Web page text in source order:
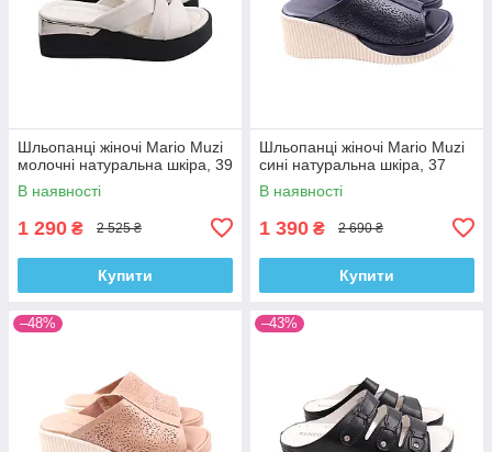
Шльопанці жіночі Mario Muzi
молочні натуральна шкіра, 39
В наявності
1 290 ₴ 2 525 ₴
Купити
Шльопанці жіночі Mario Muzi
сині натуральна шкіра, 37
В наявності
1 390 ₴ 2 690 ₴
Купити
–48% –43%